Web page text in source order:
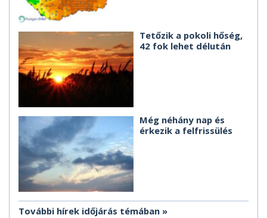
Tetőzik a pokoli hőség,
42 fok lehet délután
Még néhány nap és
érkezik a felfrissülés
További hírek időjárás témában